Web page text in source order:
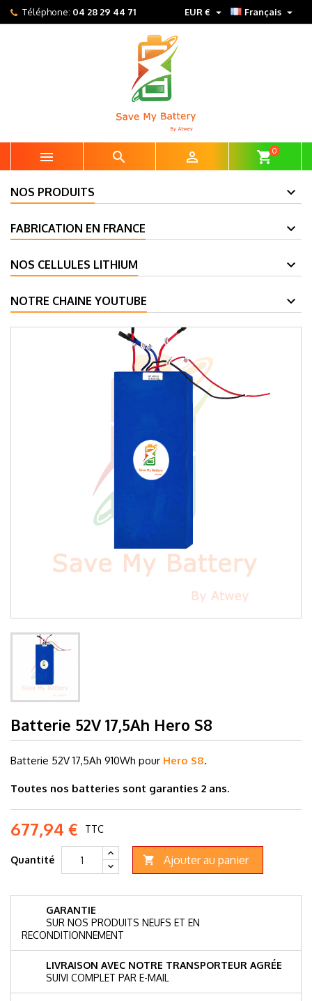
Téléphone: 04 28 29 44 71 Français 
EUR € 
   shopping_cart0
NOS PRODUITS
FABRICATION EN FRANCE
NOS CELLULES LITHIUM
NOTRE CHAINE YOUTUBE
Batterie 52V 17,5Ah Hero S8
Batterie 52V 17,5Ah 910Wh pour Hero S8.
Toutes nos batteries sont garanties 2 ans.
677,94 € TTC
Quantité  Ajouter au panier
GARANTIE
SUR NOS PRODUITS NEUFS ET EN
RECONDITIONNEMENT
LIVRAISON AVEC NOTRE TRANSPORTEUR AGRÉE
SUIVI COMPLET PAR E-MAIL